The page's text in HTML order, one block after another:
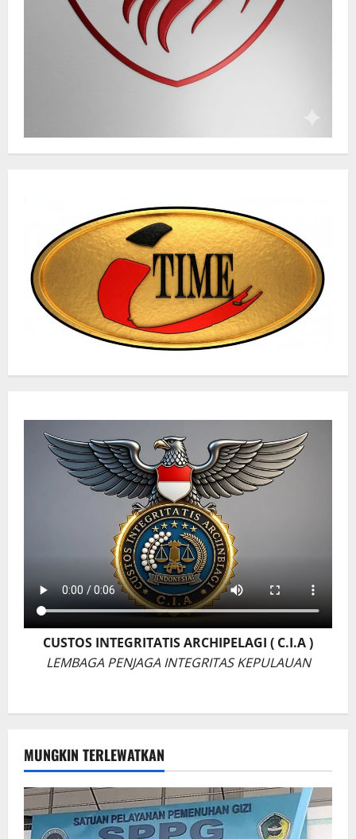
CUSTOS INTEGRITATIS ARCHIPELAGI ( C.I.A )
LEMBAGA PENJAGA INTEGRITAS KEPULAUAN
MUNGKIN TERLEWATKAN